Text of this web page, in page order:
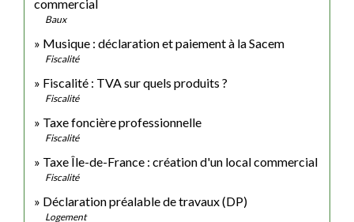
commercial
Baux
Musique : déclaration et paiement à la Sacem
Fiscalité
Fiscalité : TVA sur quels produits ?
Fiscalité
Taxe foncière professionnelle
Fiscalité
Taxe Île-de-France : création d'un local commercial
Fiscalité
Déclaration préalable de travaux (DP)
Logement